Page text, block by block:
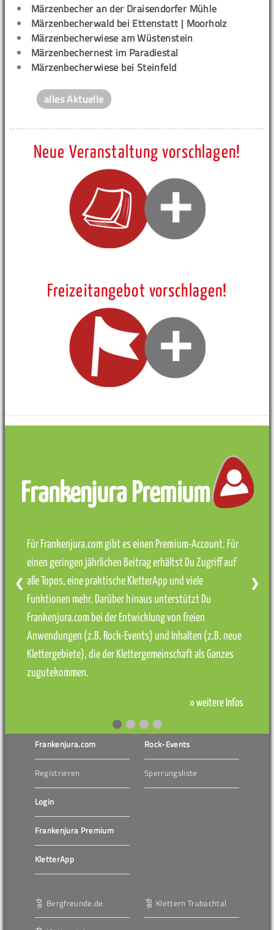
Märzenbecher an der Draisendorfer Mühle
Märzenbecherwald bei Ettenstatt | Moorholz
Märzenbecherwiese am Wüstenstein
Märzenbechernest im Paradiestal
Märzenbecherwiese bei Steinfeld
alles Aktuelle
Neue Veranstaltung vorschlagen!
Freizeitangebot vorschlagen!
Frankenjura Premium
Für Frankenjura.com gibt es einen Premium-Account. Für
einen geringen jährlichen Beitrag erhältst Du Zugriff auf
alle Topos, eine praktische KletterApp und viele
Funktionen mehr. Darüber hinaus unterstützt Du
Frankenjura.com bei der Entwicklung von freien
Anwendungen (z.B. Rock-Events) und Inhalten (z.B. neue
Klettergebiete), die der Klettergemeinschaft als Ganzes
zugutekommen.
» weitere Infos
❮ ❯
Frankenjura.com
Registrieren
Login
Frankenjura Premium
KletterApp
Rock-Events
Sperrungsliste
Bergfreunde.de Klettern Trubachtal